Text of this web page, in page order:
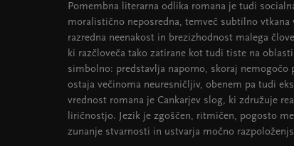
Pomembna literarna odlika romana je tudi
moralistično neposredna, temveč subtilno vtkana
razredna neenakost in brezizhodnost malega
ki razčloveča tako zatirane kot tudi tiste na
simbolno: predstavlja naporno, skoraj nemogočo
ostaja večinoma neuresničljiv, obenem pa tudi
vrednost romana je Cankarjev slog, ki združuje
liričnostjo. Jezik je zgoščen, ritmičen, pogosto
zunanje stvarnosti in ustvarja močno